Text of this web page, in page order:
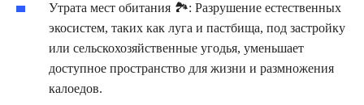
Утрата мест обитания 🏞️: Разрушение естественных
экосистем, таких как луга и пастбища, под застройку
или сельскохозяйственные угодья, уменьшает
доступное пространство для жизни и размножения
калоедов.